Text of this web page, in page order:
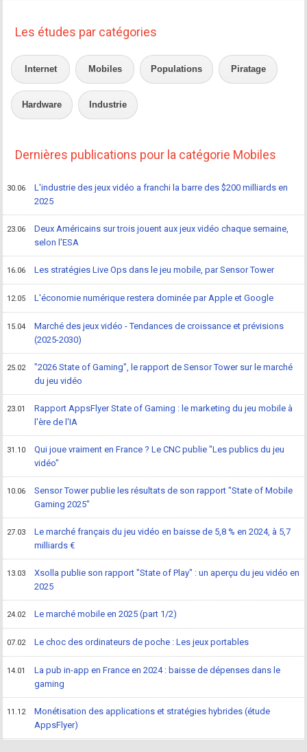
Les études par catégories
Internet Mobiles Populations Piratage
Hardware Industrie
Dernières publications pour la catégorie Mobiles
30.06
L'industrie des jeux vidéo a franchi la barre des $200 milliards en
2025
23.06
Deux Américains sur trois jouent aux jeux vidéo chaque semaine,
selon l'ESA
16.06 Les stratégies Live Ops dans le jeu mobile, par Sensor Tower
12.05 L'économie numérique restera dominée par Apple et Google
15.04
Marché des jeux vidéo - Tendances de croissance et prévisions
(2025-2030)
25.02
"2026 State of Gaming", le rapport de Sensor Tower sur le marché
du jeu vidéo
23.01
Rapport AppsFlyer State of Gaming : le marketing du jeu mobile à
l'ère de l'IA
31.10
Qui joue vraiment en France ? Le CNC publie "Les publics du jeu
vidéo"
10.06
Sensor Tower publie les résultats de son rapport "State of Mobile
Gaming 2025"
27.03
Le marché français du jeu vidéo en baisse de 5,8 % en 2024, à 5,7
milliards €
13.03
Xsolla publie son rapport "State of Play" : un aperçu du jeu vidéo en
2025
24.02 Le marché mobile en 2025 (part 1/2)
07.02 Le choc des ordinateurs de poche : Les jeux portables
14.01
La pub in-app en France en 2024 : baisse de dépenses dans le
gaming
11.12
Monétisation des applications et stratégies hybrides (étude
AppsFlyer)